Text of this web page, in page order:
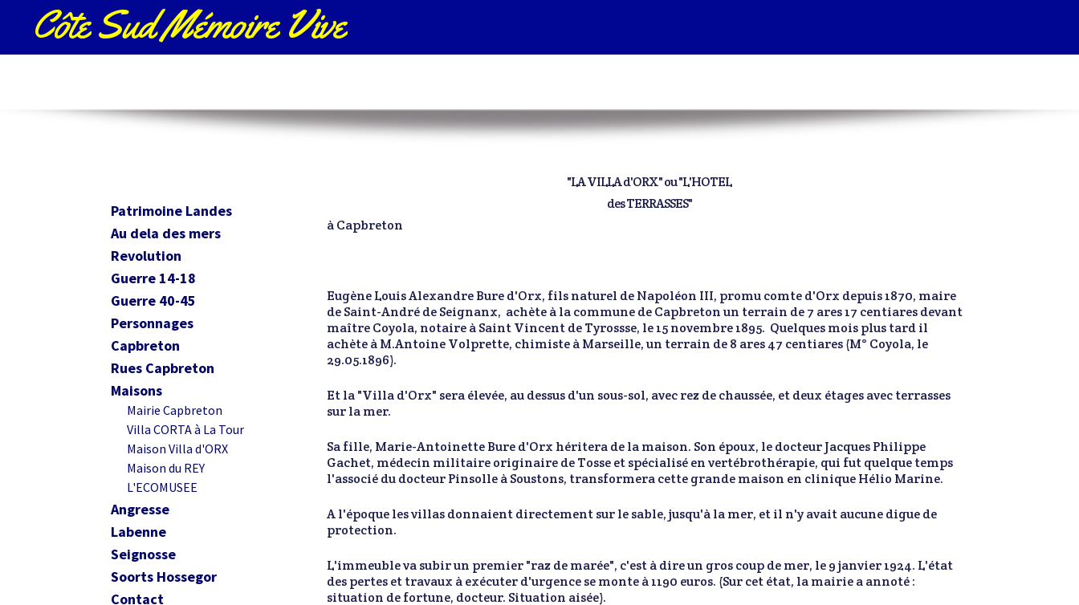
Côte Sud Mémoire Vive
Patrimoine Landes
Au dela des mers
Revolution
Guerre 14-18
Guerre 40-45
Personnages
Capbreton
Rues Capbreton
Maisons
Mairie Capbreton
Villa CORTA à La Tour
Maison Villa d'ORX
Maison du REY
L'ECOMUSEE
Angresse
Labenne
Seignosse
Soorts Hossegor
Contact
"LA VILLA d'ORX" ou "L'HOTEL
des TERRASSES"
à Capbreton
Eugène Louis Alexandre Bure d'Orx, fils naturel de Napoléon III, promu comte d'Orx depuis 1870, maire
de Saint-André de Seignanx, achète à la commune de Capbreton un terrain de 7 ares 17 centiares devant
maître Coyola, notaire à Saint Vincent de Tyrossse, le 15 novembre 1895. Quelques mois plus tard il
achète à M.Antoine Volprette, chimiste à Marseille, un terrain de 8 ares 47 centiares (M° Coyola, le
29.05.1896).
Et la "Villa d'Orx" sera élevée, au dessus d'un sous-sol, avec rez de chaussée, et deux étages avec terrasses
sur la mer.
Sa fille, Marie-Antoinette Bure d'Orx héritera de la maison. Son époux, le docteur Jacques Philippe
Gachet, médecin militaire originaire de Tosse et spécialisé en vertébrothérapie, qui fut quelque temps
l'associé du docteur Pinsolle à Soustons, transformera cette grande maison en clinique Hélio Marine.
A l'époque les villas donnaient directement sur le sable, jusqu'à la mer, et il n'y avait aucune digue de
protection.
L'immeuble va subir un premier "raz de marée", c'est à dire un gros coup de mer, le 9 janvier 1924. L'état
des pertes et travaux à exécuter d'urgence se monte à 1190 euros. (Sur cet état, la mairie a annoté :
situation de fortune, docteur. Situation aisée).